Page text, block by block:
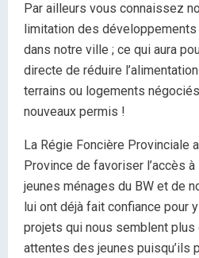
Par ailleurs vous connaissez
limitation des
dans notre ville ; ce qui aura
directe de réduire
terrains ou logements
nouveaux permis !
La Régie Foncière Provinciale
Province de favoriser l’accès
jeunes ménages du BW et de
lui ont déjà fait confiance pour
projets qui nous semblent plus
attentes des jeunes puisqu’ils